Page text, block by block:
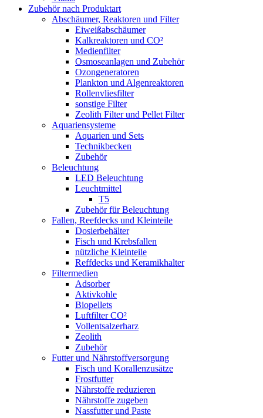
Zubehör nach Produktart
Abschäumer, Reaktoren und Filter
Eiweißabschäumer
Kalkreaktoren und CO²
Medienfilter
Osmoseanlagen und Zubehör
Ozongeneratoren
Plankton und Algenreaktoren
Rollenvliesfilter
sonstige Filter
Zeolith Filter und Pellet Filter
Aquariensysteme
Aquarien und Sets
Technikbecken
Zubehör
Beleuchtung
LED Beleuchtung
Leuchtmittel
T5
Zubehör für Beleuchtung
Fallen, Reefdecks und Kleinteile
Dosierbehälter
Fisch und Krebsfallen
nützliche Kleinteile
Reffdecks und Keramikhalter
Filtermedien
Adsorber
Aktivkohle
Biopellets
Luftfilter CO²
Vollentsalzerharz
Zeolith
Zubehör
Futter und Nährstoffversorgung
Fisch und Korallenzusätze
Frostfutter
Nährstoffe reduzieren
Nährstoffe zugeben
Nassfutter und Paste